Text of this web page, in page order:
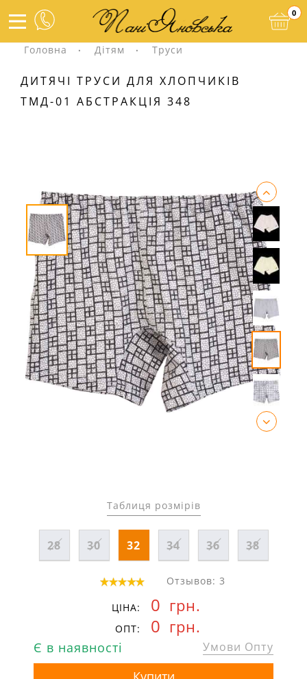
0
Головна Дітям Труси
ДИТЯЧІ ТРУСИ ДЛЯ ХЛОПЧИКІВ
ТМД-01 АБСТРАКЦІЯ 348
Таблиця розмірів
28 30 32 34 36 38
Отзывов: 3
ЦІНА: 0 грн.
ОПТ: 0 грн.
Є в наявності Умови Опту